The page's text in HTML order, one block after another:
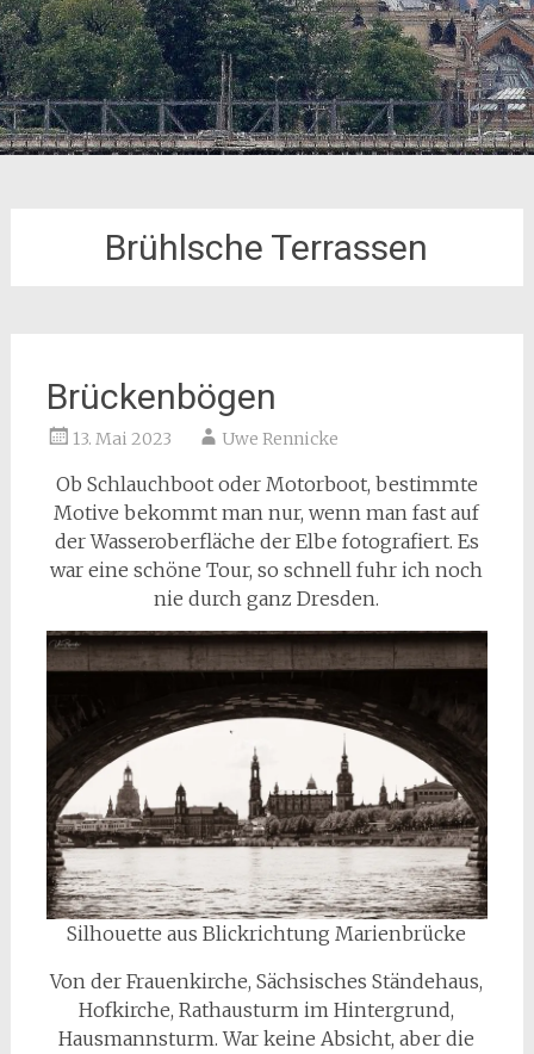
Brühlsche Terrassen
Brückenbögen
13. Mai 2023 Uwe Rennicke
Ob Schlauchboot oder Motorboot, bestimmte
Motive bekommt man nur, wenn man fast auf
der Wasseroberfläche der Elbe fotografiert. Es
war eine schöne Tour, so schnell fuhr ich noch
nie durch ganz Dresden.
Silhouette aus Blickrichtung Marienbrücke
Von der Frauenkirche, Sächsisches Ständehaus,
Hofkirche, Rathausturm im Hintergrund,
Hausmannsturm. War keine Absicht, aber die